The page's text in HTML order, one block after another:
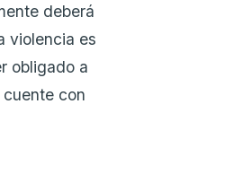
deberá
violencia es
obligado a
con